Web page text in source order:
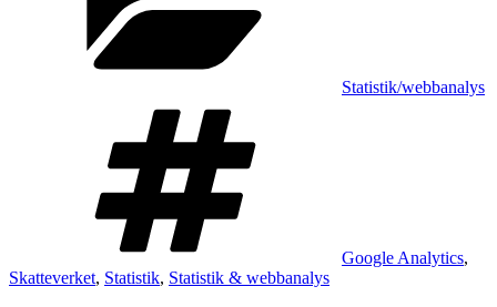
Statistik/webbanalys
Google Analytics,
Skatteverket, Statistik, Statistik & webbanalys